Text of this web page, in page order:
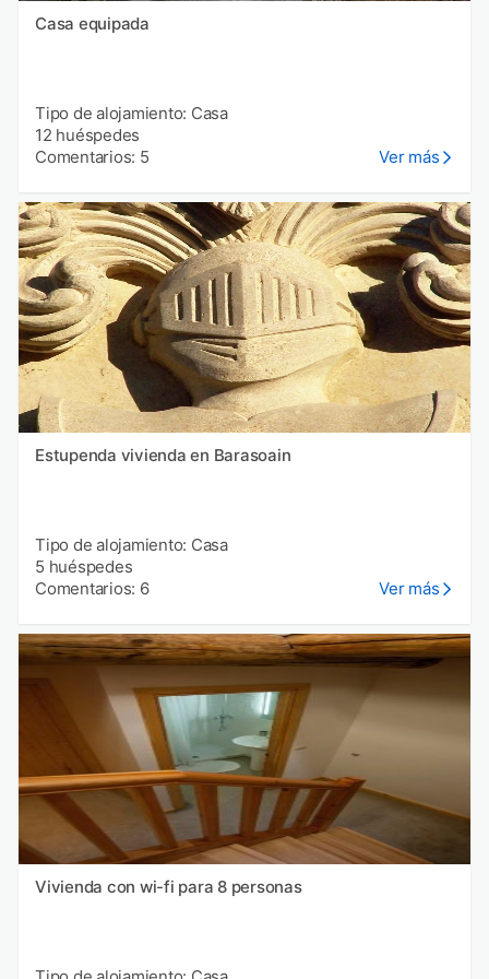
Casa equipada
Tipo de alojamiento: Casa
12 huéspedes
Comentarios: 5
Ver más
Estupenda vivienda en Barasoain
Tipo de alojamiento: Casa
5 huéspedes
Comentarios: 6
Ver más
Vivienda con wi-fi para 8 personas